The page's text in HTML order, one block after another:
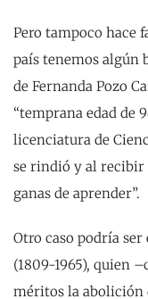
Pero tampoco hace
país tenemos algún
de Fernanda Pozo
“temprana edad de
licenciatura de
se rindió y al recibir
ganas de aprender”.
Otro caso podría
(1809-1965), quien
méritos la abolición